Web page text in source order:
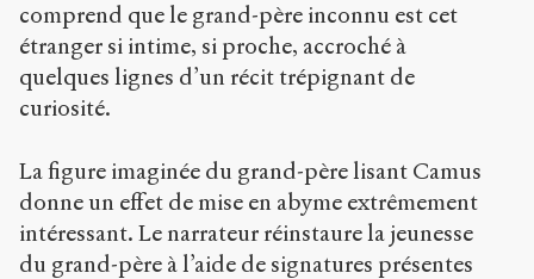
comprend que le grand-père inconnu est cet
étranger si intime, si proche, accroché à
quelques lignes d’un récit trépignant de
curiosité.
La figure imaginée du grand-père lisant Camus
donne un effet de mise en abyme extrêmement
intéressant. Le narrateur réinstaure la jeunesse
du grand-père à l’aide de signatures présentes